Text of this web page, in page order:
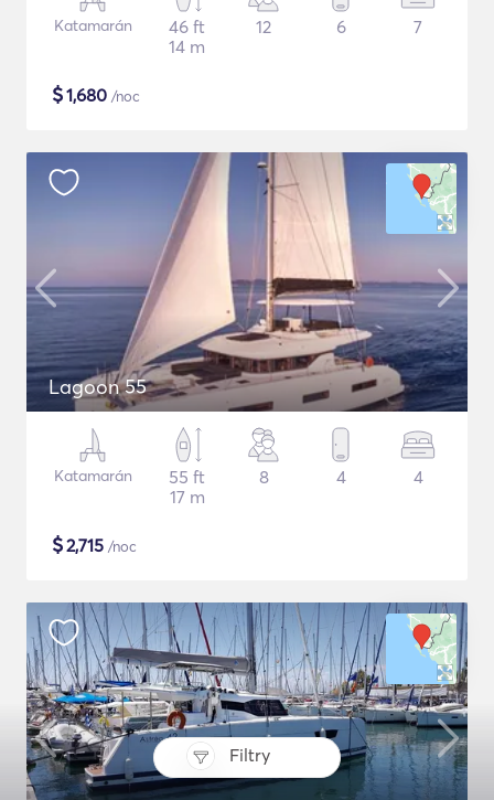
Filtry
Katamarán
46 ft
14 m
12 6 7
$1,680 /noc
Lagoon 55
Katamarán
55 ft
17 m
8 4 4
$2,715 /noc